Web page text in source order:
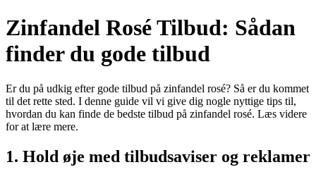
Zinfandel Rosé Tilbud: Sådan
finder du gode tilbud
Er du på udkig efter gode tilbud på zinfandel rosé? Så er du kommet
til det rette sted. I denne guide vil vi give dig nogle nyttige tips til,
hvordan du kan finde de bedste tilbud på zinfandel rosé. Læs videre
for at lære mere.
1. Hold øje med tilbudsaviser og reklamer